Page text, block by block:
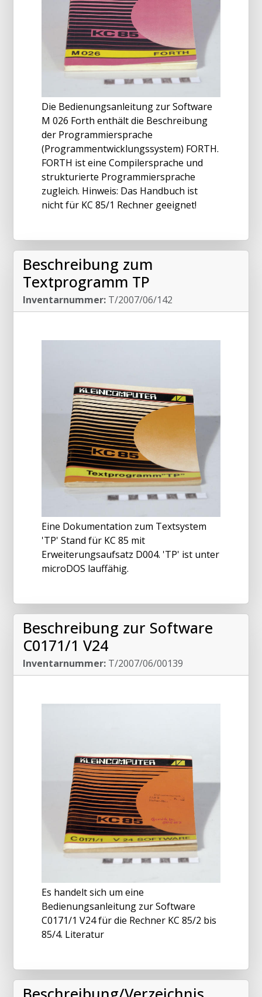
Die Bedienungsanleitung zur Software
M 026 Forth enthält die Beschreibung
der Programmiersprache
(Programmentwicklungssystem) FORTH.
FORTH ist eine Compilersprache und
strukturierte Programmiersprache
zugleich. Hinweis: Das Handbuch ist
nicht für KC 85/1 Rechner geeignet!
Beschreibung zum
Textprogramm TP
Inventarnummer: T/2007/06/142
Eine Dokumentation zum Textsystem
'TP' Stand für KC 85 mit
Erweiterungsaufsatz D004. 'TP' ist unter
microDOS lauffähig.
Beschreibung zur Software
C0171/1 V24
Inventarnummer: T/2007/06/00139
Es handelt sich um eine
Bedienungsanleitung zur Software
C0171/1 V24 für die Rechner KC 85/2 bis
85/4. Literatur